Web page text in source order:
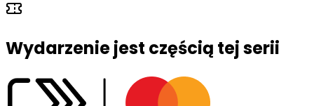
Wydarzenie jest częścią tej serii